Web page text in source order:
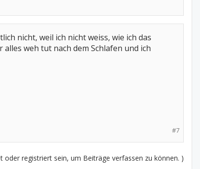
nicht, weil ich nicht weiss, wie ich das
weh tut nach dem Schlafen und ich
#7
oder registriert sein, um Beiträge verfassen zu können. )